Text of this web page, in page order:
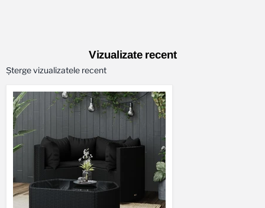
Vizualizate recent
Șterge vizualizatele recent